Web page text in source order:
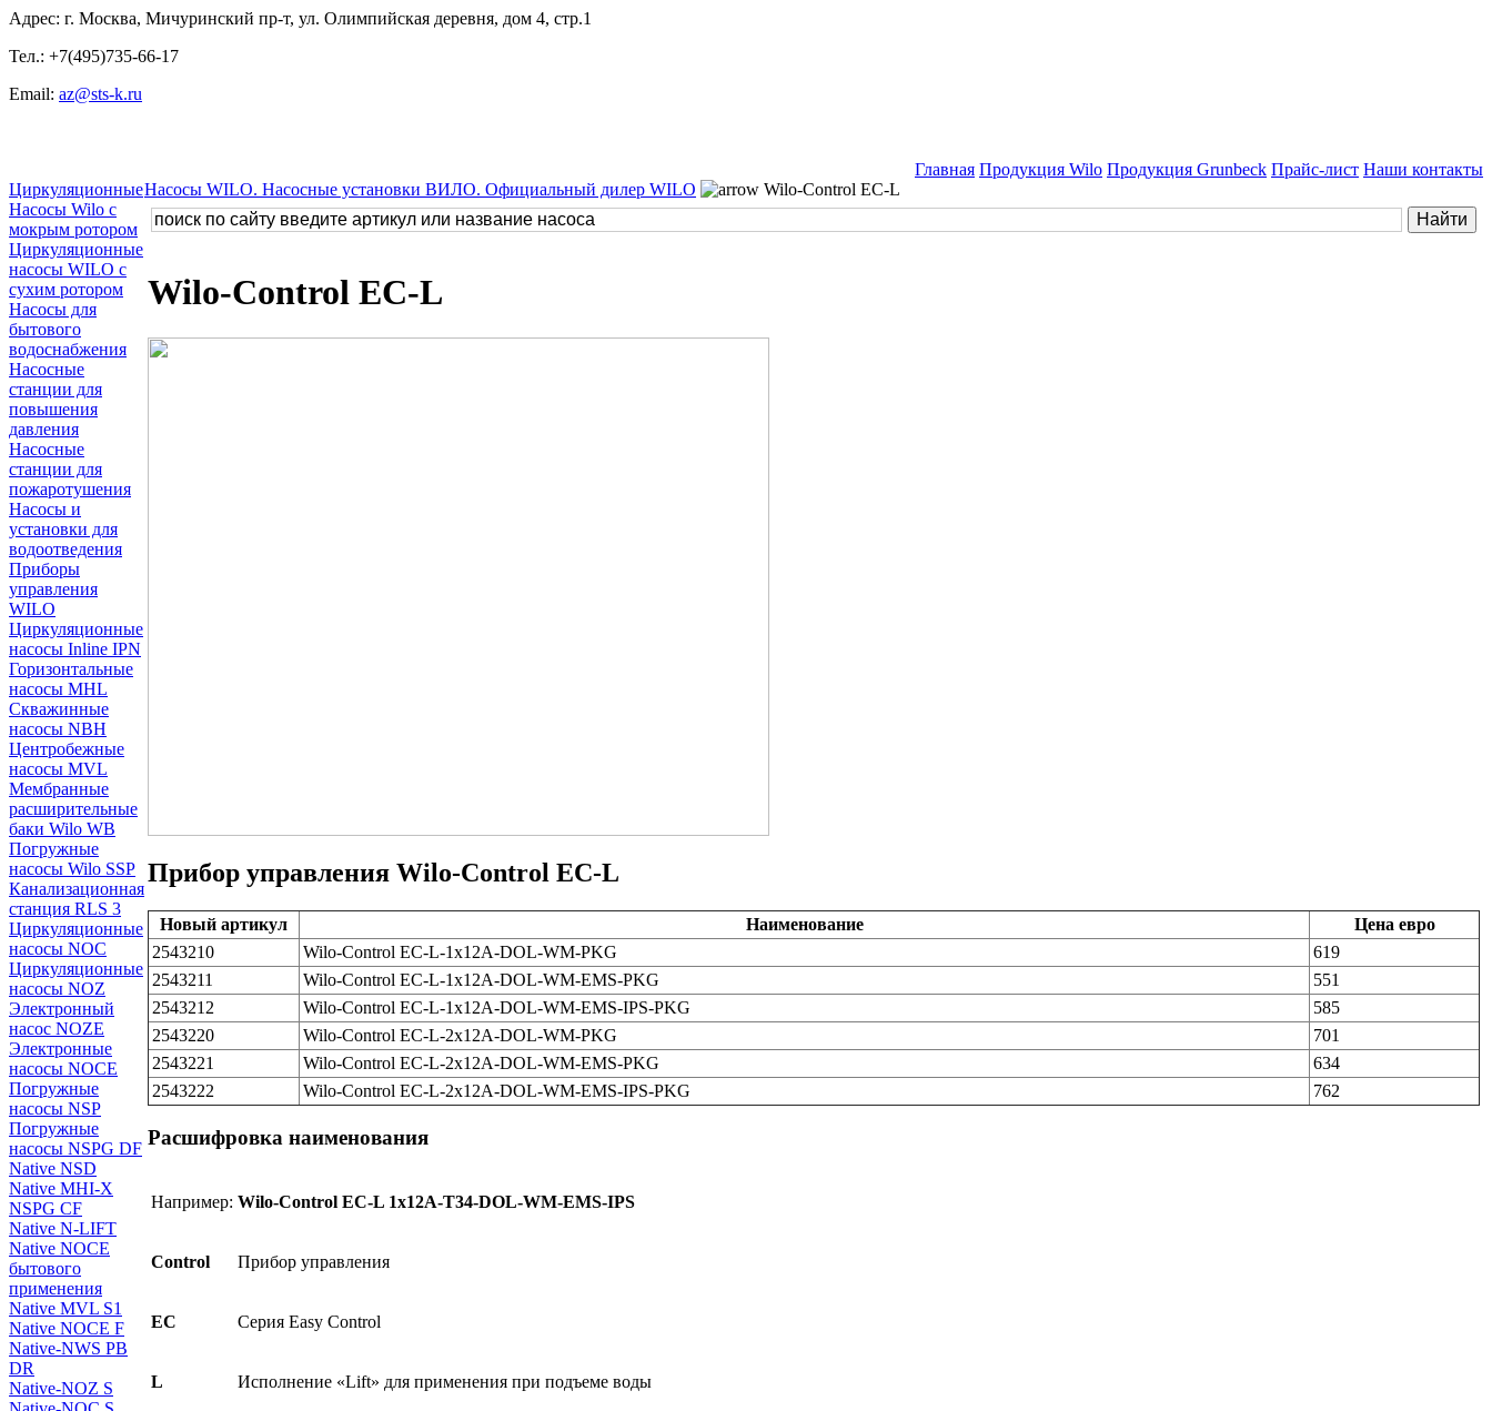
Адрес: г. Москва, Мичуринский пр-т, ул. Олимпийская деревня, дом 4, стр.1
Тел.: +7(495)735-66-17
Email: az@sts-k.ru
Главная Продукция Wilo Продукция Grunbeck Прайс-лист Наши контакты
Циркуляционные
Насосы Wilo с
мокрым ротором
Циркуляционные
насосы WILO с
сухим ротором
Насосы для
бытового
водоснабжения
Насосные
станции для
повышения
давления
Насосные
станции для
пожаротушения
Насосы и
установки для
водоотведения
Приборы
управления
WILO
Циркуляционные
насосы Inline IPN
Горизонтальные
насосы MHL
Скважинные
насосы NBH
Центробежные
насосы MVL
Мембранные
расширительные
баки Wilo WB
Погружные
насосы Wilo SSP
Канализационная
станция RLS 3
Циркуляционные
насосы NOC
Циркуляционные
насосы NOZ
Электронный
насос NOZE
Электронные
насосы NOCE
Погружные
насосы NSP
Погружные
насосы NSPG DF
Native NSD
Native MHI-X
NSPG CF
Native N-LIFT
Native NOCE
бытового
применения
Native MVL S1
Native NOCE F
Native-NWS PB
DR
Native-NOZ S
Насосы WILO. Насосные установки ВИЛО. Официальный дилер WILO Wilo-Control EC-L
Wilo-Control EC-L
Прибор управления Wilo-Control EC-L
Новый артикул Наименование
Цена евро
2543210
Wilo-Control EC-L-1x12A-DOL-WM-PKG
619
2543211
Wilo-Control EC-L-1x12A-DOL-WM-EMS-PKG
551
2543212
Wilo-Control EC-L-1x12A-DOL-WM-EMS-IPS-PKG
585
2543220
Wilo-Control EC-L-2x12A-DOL-WM-PKG
701
2543221
Wilo-Control EC-L-2x12A-DOL-WM-EMS-PKG
634
2543222
Wilo-Control EC-L-2x12A-DOL-WM-EMS-IPS-PKG 762
Расшифровка наименования
Например: Wilo-Control EC-L 1x12A-T34-DOL-WM-EMS-IPS
Control Прибор управления
EC Серия Easy Control
L Исполнение «Lift» для применения при подъеме воды